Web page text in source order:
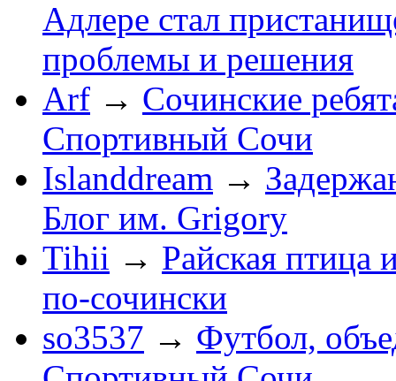
Адлере стал
проблемы и решения
Arf → Сочинские
Спортивный Сочи
Islanddream →
Блог им. Grigory
Tihii → Райская птица
по-cочински
so3537 → Футбол,